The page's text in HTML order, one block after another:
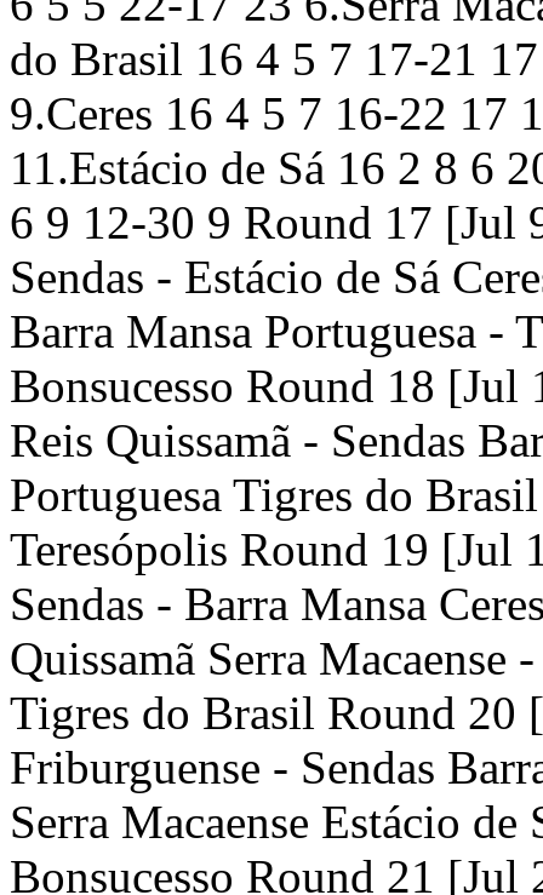
do Brasil 16 4 5 7 17-21
9.Ceres 16 4 5 7 16-22 17
11.Estácio de Sá 16 2 8 6
6 9 12-30 9 Round 17 [Jul
Sendas - Estácio de Sá
Barra Mansa Portuguesa -
Bonsucesso Round 18
Reis Quissamã - Sendas
Portuguesa Tigres do
Teresópolis Round 19 [Jul
Sendas - Barra Mansa
Quissamã Serra Macaense
Tigres do Brasil Round 20
Friburguense - Sendas
Serra Macaense Estácio
Bonsucesso Round 21